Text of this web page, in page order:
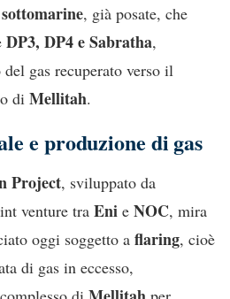
, già posate, che
DP3, DP4 e Sabratha,
gas recuperato verso il
di Mellitah.
e produzione di gas
Project, sviluppato da
venture tra Eni e NOC, mira
oggi soggetto a flaring, cioè
di gas in eccesso,